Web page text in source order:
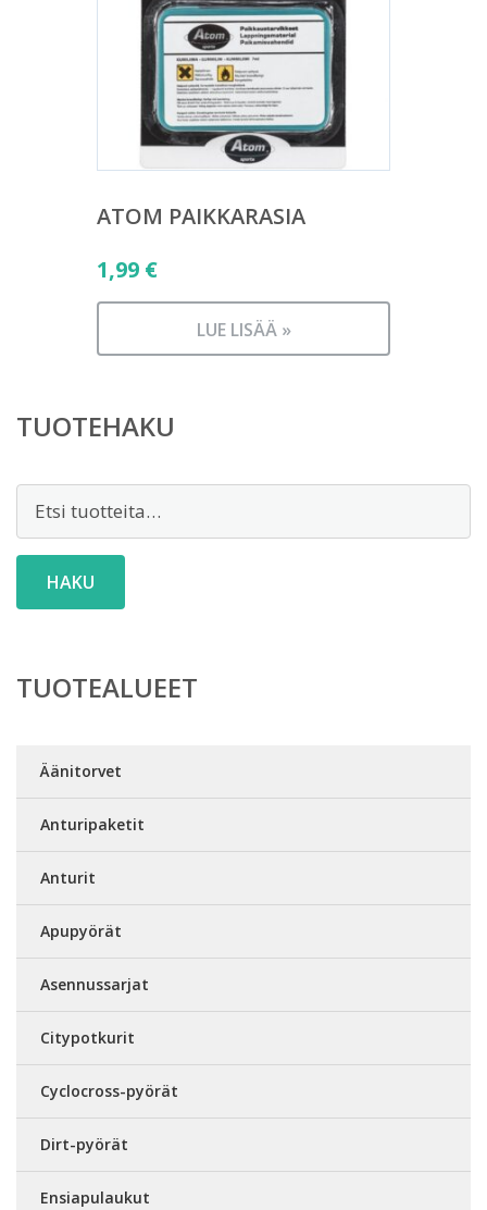
ATOM PAIKKARASIA
1,99 €
LUE LISÄÄ »
TUOTEHAKU
Etsi:
HAKU
TUOTEALUEET
Äänitorvet
Anturipaketit
Anturit
Apupyörät
Asennussarjat
Citypotkurit
Cyclocross-pyörät
Dirt-pyörät
Ensiapulaukut